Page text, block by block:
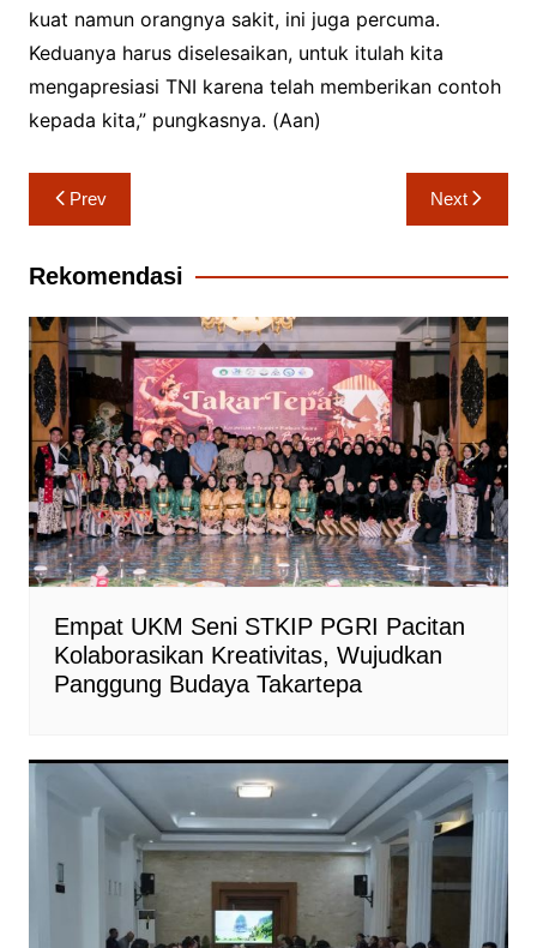
kuat namun orangnya sakit, ini juga percuma.
Keduanya harus diselesaikan, untuk itulah kita
mengapresiasi TNI karena telah memberikan contoh
kepada kita,” pungkasnya. (Aan)
Navigasi
pos
Prev Next
Rekomendasi
Empat UKM Seni STKIP PGRI Pacitan
Kolaborasikan Kreativitas, Wujudkan
Panggung Budaya Takartepa